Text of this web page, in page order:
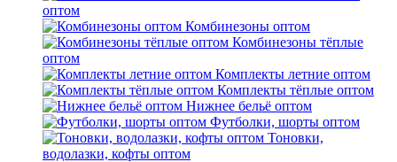
оптом
Комбинезоны оптом
Комбинезоны тёплые
оптом
Комплекты летние оптом
Комплекты тёплые оптом
Нижнее бельё оптом
Футболки, шорты оптом
Тоновки,
водолазки, кофты оптом